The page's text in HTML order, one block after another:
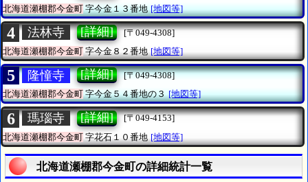
北海道瀬棚郡今金町字今金１３番地 [地図等]
4 法林寺 [詳細]
[〒049-4308]
北海道瀬棚郡今金町 字今金８２番地 [地図等]
5 隆憧寺 [詳細]
[〒049-4308]
北海道瀬棚郡今金町字今金５４番地の３ [地図等]
6 瑪瑙寺 [詳細]
[〒049-4153]
北海道瀬棚郡今金町 字花石１０番地 [地図等]
北海道瀬棚郡今金町の詳細統計一覧